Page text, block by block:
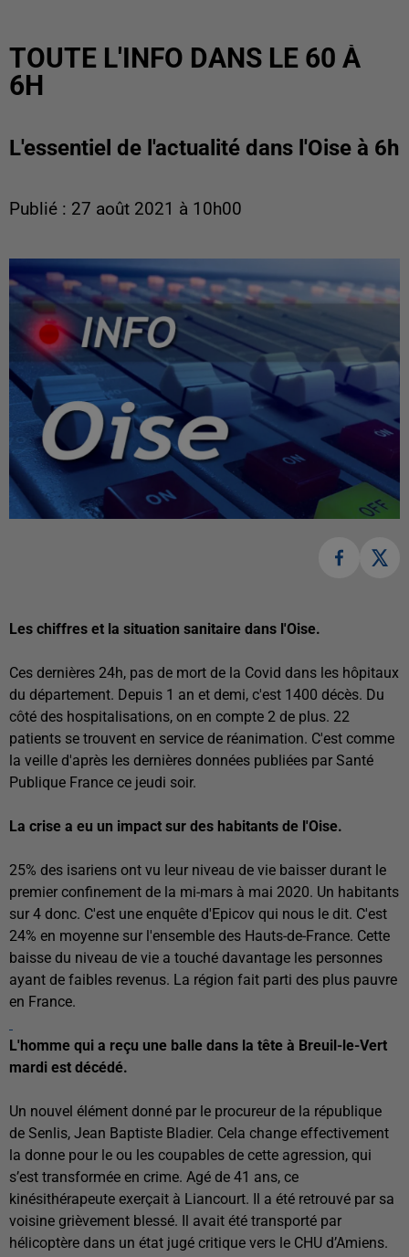
TOUTE L'INFO DANS LE 60 À
6H
L'essentiel de l'actualité dans l'Oise à 6h
Publié : 27 août 2021 à 10h00
Les chiffres et la situation sanitaire dans l'Oise.
Ces dernières 24h, pas de mort de la Covid dans les hôpitaux
du département. Depuis 1 an et demi, c'est 1400 décès. Du
côté des hospitalisations, on en compte 2 de plus. 22
patients se trouvent en service de réanimation. C'est comme
la veille d'après les dernières données publiées par Santé
Publique France ce jeudi soir.
La crise a eu un impact sur des habitants de l'Oise.
25% des isariens ont vu leur niveau de vie baisser durant le
premier confinement de la mi-mars à mai 2020. Un habitants
sur 4 donc. C'est une enquête d'Epicov qui nous le dit. C'est
24% en moyenne sur l'ensemble des Hauts-de-France. Cette
baisse du niveau de vie a touché davantage les personnes
ayant de faibles revenus. La région fait parti des plus pauvre
en France.
L'homme qui a reçu une balle dans la tête à Breuil-le-Vert
mardi est décédé.
Un nouvel élément donné par le procureur de la république
de Senlis, Jean Baptiste Bladier. Cela change effectivement
la donne pour le ou les coupables de cette agression, qui
s’est transformée en crime. Agé de 41 ans, ce
kinésithérapeute exerçait à Liancourt. Il a été retrouvé par sa
voisine grièvement blessé. Il avait été transporté par
hélicoptère dans un état jugé critique vers le CHU d’Amiens.